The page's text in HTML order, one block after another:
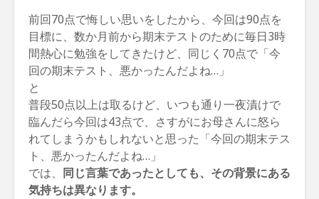
前回70点で悔しい思いをしたから、今回は90点を
目標に、数か月前から期末テストのために毎日3時
間熱心に勉強をしてきたけど、同じく70点で「今
回の期末テスト、悪かったんだよね…」
と
普段50点以上は取るけど、いつも通り一夜漬けで
臨んだら今回は43点で、さすがにお母さんに怒ら
れてしまうかもしれないと思った「今回の期末テス
ト、悪かったんだよね…」
では、 同じ言葉であったとしても、その背景にある
気持ちは異なります。